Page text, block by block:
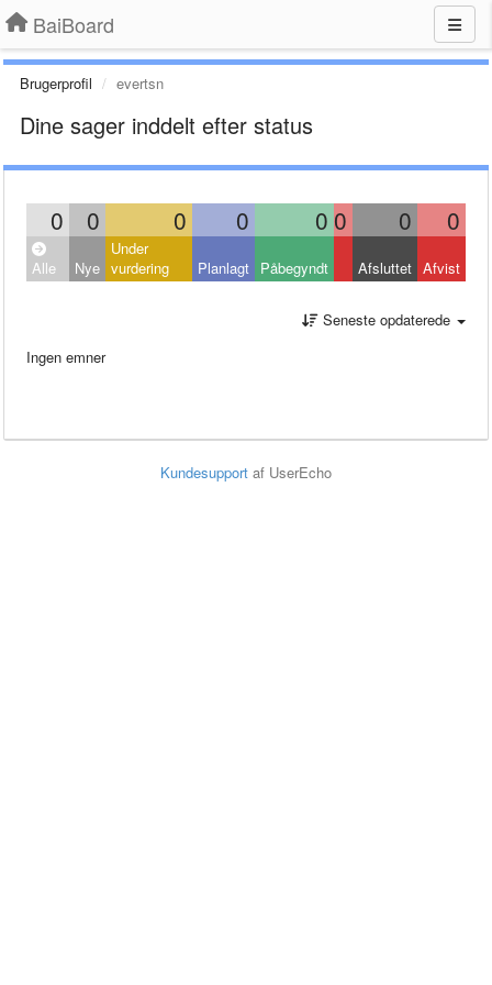
BaiBoard
Brugerprofil evertsn
Dine sager inddelt efter status
0 0 0 0 0 0 0 0
Alle Nye
Under
vurdering
Planlagt Påbegyndt Afsluttet Afvist
Seneste opdaterede
Ingen emner
Kundesupport af UserEcho